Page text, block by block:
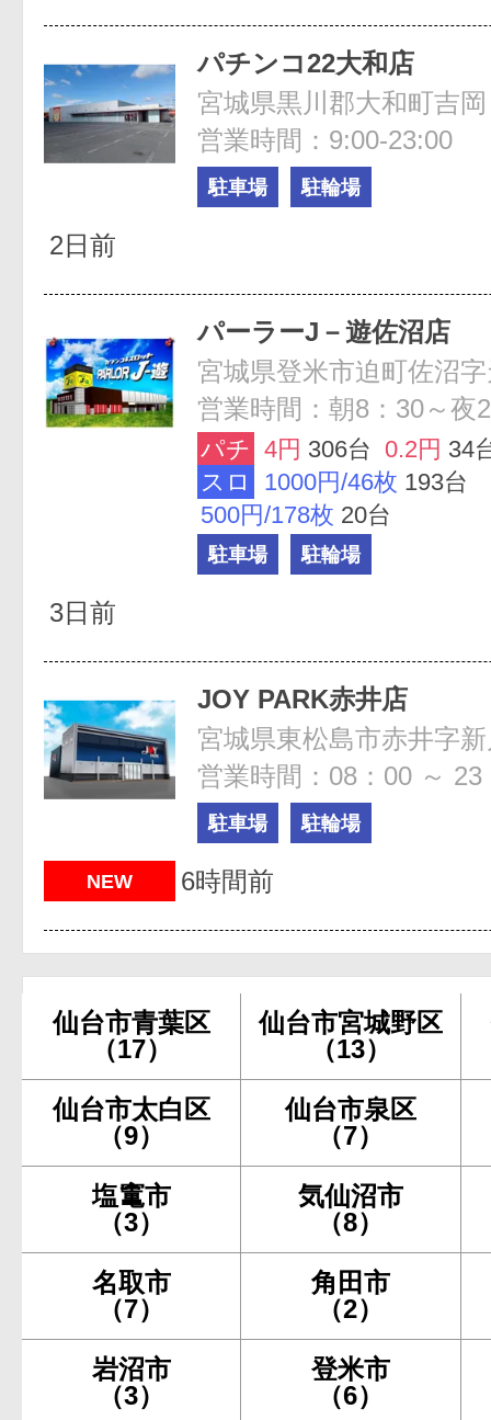
パチンコ22大和店
宮城県黒川郡大和町吉
営業時間：9:00-23:00
駐車場 駐輪場
2日前
パーラーJ－遊佐沼店
宮城県登米市迫町佐沼
営業時間：朝8：30～夜
パチ 4円 306台 0.2円 34
スロ
1000円/46枚 193台
500円/178枚 20台
駐車場 駐輪場
3日前
JOY PARK赤井店
宮城県東松島市赤井字
営業時間：08：00 ～ 23
駐車場 駐輪場
NEW 6時間前
仙台市青葉区
（17）
仙台市宮城野区
（13）
仙台市太白区
（9）
仙台市泉区
（7）
塩竃市
（3）
気仙沼市
（8）
名取市
（7）
角田市
（2）
岩沼市
（3）
登米市
（6）